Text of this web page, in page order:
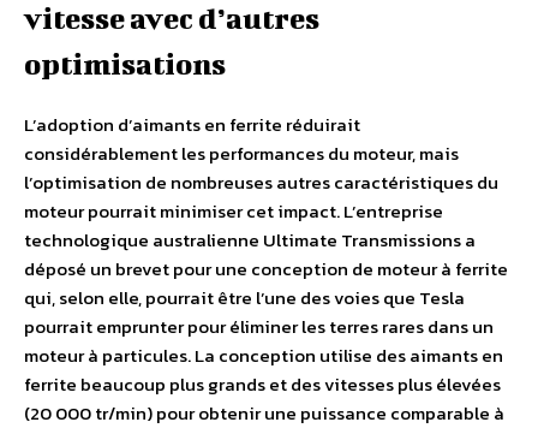
vitesse avec d’autres
optimisations
L’adoption d’aimants en ferrite réduirait
considérablement les performances du moteur, mais
l’optimisation de nombreuses autres caractéristiques du
moteur pourrait minimiser cet impact. L’entreprise
technologique australienne Ultimate Transmissions a
déposé un brevet pour une conception de moteur à ferrite
qui, selon elle, pourrait être l’une des voies que Tesla
pourrait emprunter pour éliminer les terres rares dans un
moteur à particules. La conception utilise des aimants en
ferrite beaucoup plus grands et des vitesses plus élevées
(20 000 tr/min) pour obtenir une puissance comparable à